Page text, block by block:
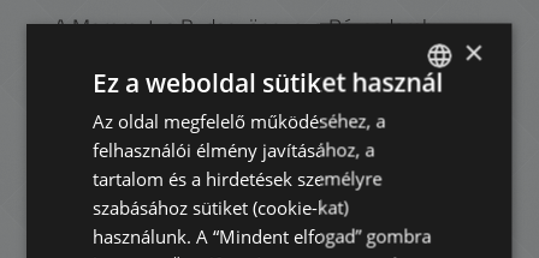
A Mammut, a Budagyöngye, a Rózsadomb
Center és a Rózsakert Bevásárlóközpont várja a
kikapcsolódni vágyókat. A kerület belső részén
található a Széll Kálmán tér, Buda egyik fontos
közlekedési csomópontja. Az M2-es metrót
választva percek alatt Pest belvárosában
lehetünk. Innen indul útjára a 4-6-os villamos
is, ami a Margit hídon keresztül, a pesti oldalon
a Nagykörutat megjárva, a XI. kerületben tér
FRENCH
×
Ez a weboldal sütiket használ
Az oldal megfelelő működéséhez, a
felhasználói élmény javításához, a
tartalom és a hirdetések személyre
szabásához sütiket (cookie-kat)
használunk. A “Mindent elfogad” gombra